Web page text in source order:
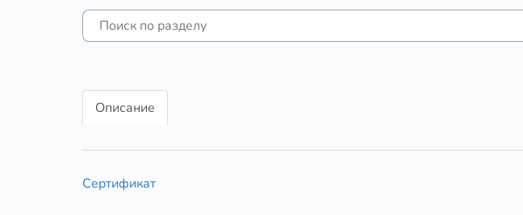
Описание
Сертификат